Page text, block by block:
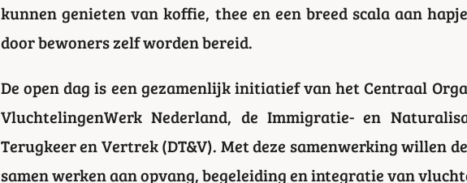
kunnen genieten van koffie, thee en een breed scala aan
door bewoners zelf worden bereid.
De open dag is een gezamenlijk initiatief van het Centraal
VluchtelingenWerk Nederland, de Immigratie- en
Terugkeer en Vertrek (DT&V). Met deze samenwerking willen
samen werken aan opvang, begeleiding en integratie van